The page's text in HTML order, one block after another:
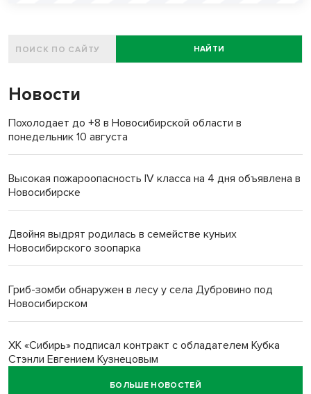
НАЙТИ
Новости
Похолодает до +8 в Новосибирской области в
понедельник 10 августа
Высокая пожароопасность IV класса на 4 дня объявлена в
Новосибирске
Двойня выдрят родилась в семействе куньих
Новосибирского зоопарка
Гриб-зомби обнаружен в лесу у села Дубровино под
Новосибирском
ХК «Сибирь» подписал контракт с обладателем Кубка
Стэнли Евгением Кузнецовым
БОЛЬШЕ НОВОСТЕЙ